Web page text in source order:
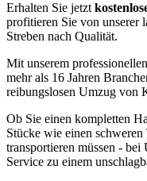
Erhalten Sie jetzt
profitieren Sie von unserer
Streben nach Qualität.
Mit unserem
mehr als 16 Jahren
reibungslosen Umzug von
Ob Sie einen kompletten
Stücke wie einen
transportieren müssen -
Service zu einem